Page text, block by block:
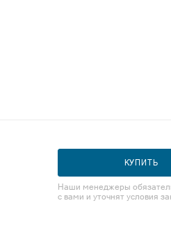
КУПИТЬ
Наши менеджеры
с вами и уточнят условия